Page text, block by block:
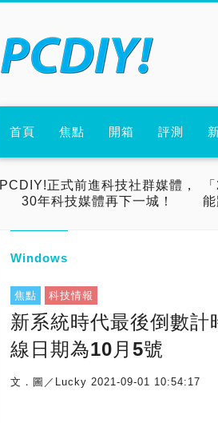
首頁 焦點 開箱 評測
PCDIY!正式前進科技社群媒體，
30年科技媒體再下一城！
Windows
焦點 科技情報
新系統時代最後倒數
線日期為10月5號
文．圖／Lucky 2021-09-01 10:54:17